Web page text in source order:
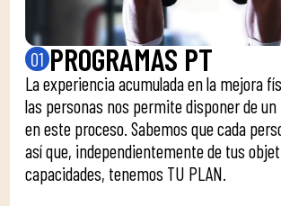
01 PROGRAMAS PT
La experiencia acumulada en la mejora
las personas nos permite disponer de
en este proceso. Sabemos que cada
así que, independientemente de tus
capacidades, tenemos TU PLAN.